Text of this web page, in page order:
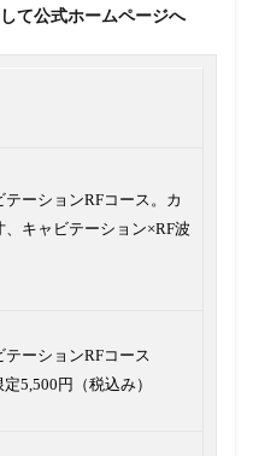
て公式ホームページへ
ーションRFコース。カ
、キャビテーション×RF波
ーションRFコース
5,500円（税込み）